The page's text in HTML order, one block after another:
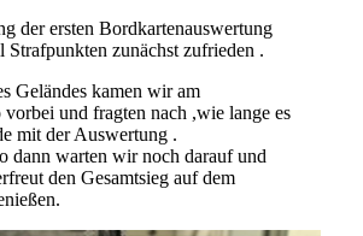
der ersten Bordkartenauswertung
zunächst zufrieden .
Geländes kamen wir am
und fragten nach ,wie lange es
mit der Auswertung .
dann warten wir noch darauf und
den Gesamtsieg auf dem